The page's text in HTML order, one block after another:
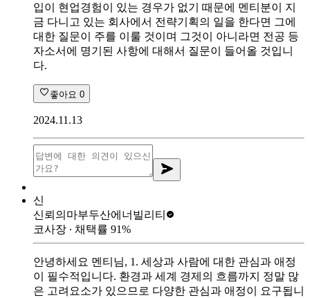
입이 현업경험이 있는 경우가 없기 때문에 멘티분이 지
금 다니고 있는 회사에서 전략기획의 일을 한다면 그에
대한 질문이 주를 이룰 것이며 그것이 아니라면 전공 등
자소서에 명기된 사항에 대해서 질문이 들어올 것입니
다.
좋아요 0
2024.11.13
신
신뢰의마부두산에너빌리티
코사장 ∙ 채택률 91%
안녕하세요 멘티님, 1. 세상과 사람에 대한 관심과 애정
이 필수적입니다. 환경과 세계 경제의 흐름까지 정말 많
은 고려요소가 있으므로 다양한 관심과 애정이 요구됩니